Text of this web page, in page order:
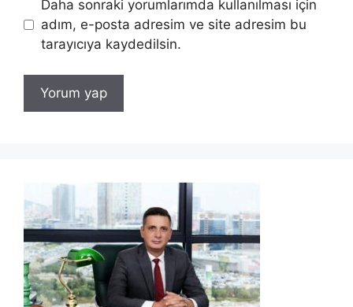
Daha sonraki yorumlarımda kullanılması için
adım, e-posta adresim ve site adresim bu
tarayıcıya kaydedilsin.